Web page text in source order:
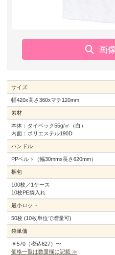
サイズ
幅420x高さ360xマチ120mm
素材
本体：タイベック55g/㎡（白）
内面：ポリエステル190D
ハンドル
PPベルト（幅30mmx長さ620mm）
梱包
100枚／1ケース
10枚PE袋入れ
最小ロット
50枚 (10枚単位で増量可)
袋単価
￥570（税込627）〜
価格一覧は数量欄に記載 ≫